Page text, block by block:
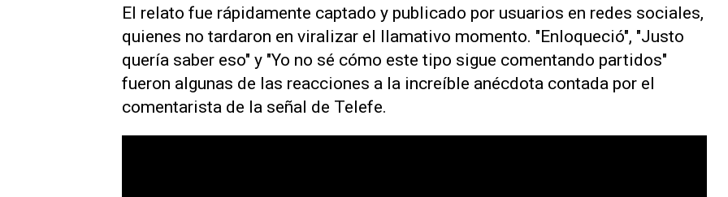
El relato fue rápidamente captado y publicado por usuarios en redes sociales,
quienes no tardaron en viralizar el llamativo momento. "Enloqueció", "Justo
quería saber eso" y "Yo no sé cómo este tipo sigue comentando partidos"
fueron algunas de las reacciones a la increíble anécdota contada por el
comentarista de la señal de Telefe.